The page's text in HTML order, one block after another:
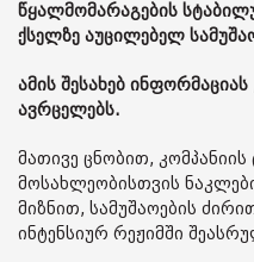
წყალმომარაგების
ქსელზე აუცილებელ
ამის შესახებ
ავრცელებს.
მათივე ცნობით, კომპანიის
მოსახლეობისთვის
მიზნით, სამუშაოების
ინტენსიურ რეჟიმში